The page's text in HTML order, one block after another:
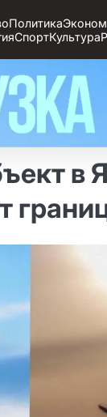
Политика
СпортКультура
в